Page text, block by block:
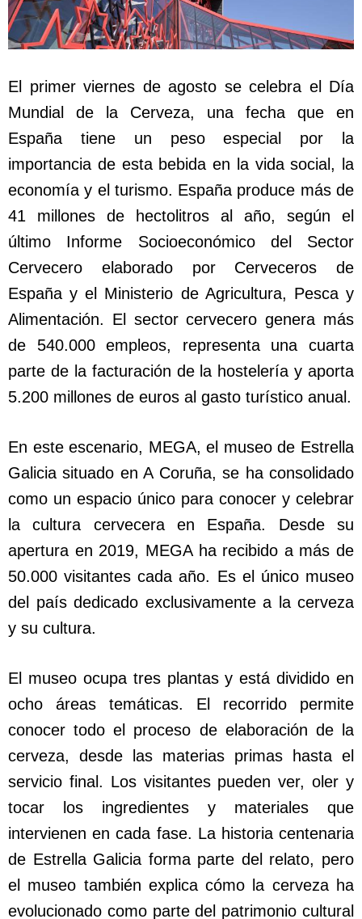
El primer viernes de agosto se celebra el Día
Mundial de la Cerveza, una fecha que en
España tiene un peso especial por la
importancia de esta bebida en la vida social, la
economía y el turismo. España produce más de
41 millones de hectolitros al año, según el
último Informe Socioeconómico del Sector
Cervecero elaborado por Cerveceros de
España y el Ministerio de Agricultura, Pesca y
Alimentación. El sector cervecero genera más
de 540.000 empleos, representa una cuarta
parte de la facturación de la hostelería y aporta
5.200 millones de euros al gasto turístico anual.
En este escenario, MEGA, el museo de Estrella
Galicia situado en A Coruña, se ha consolidado
como un espacio único para conocer y celebrar
la cultura cervecera en España. Desde su
apertura en 2019, MEGA ha recibido a más de
50.000 visitantes cada año. Es el único museo
del país dedicado exclusivamente a la cerveza
y su cultura.
El museo ocupa tres plantas y está dividido en
ocho áreas temáticas. El recorrido permite
conocer todo el proceso de elaboración de la
cerveza, desde las materias primas hasta el
servicio final. Los visitantes pueden ver, oler y
tocar los ingredientes y materiales que
intervienen en cada fase. La historia centenaria
de Estrella Galicia forma parte del relato, pero
el museo también explica cómo la cerveza ha
evolucionado como parte del patrimonio cultural